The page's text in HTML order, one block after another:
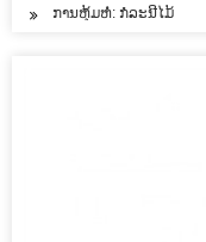
ການຫຸ້ມຫໍ່: ກໍລະນີໄມ້